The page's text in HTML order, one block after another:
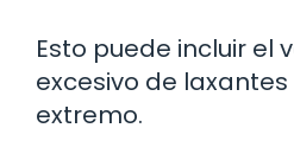
Esto puede incluir el
excesivo de
extremo.